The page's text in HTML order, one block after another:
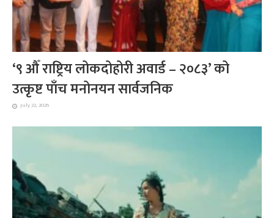
‘९ औँ राष्ट्रिय लोकदोहोरी अवार्ड – २०८३’ को
उत्कृष्ट पाँच मनोनयन सार्वजनिक
July 22, 2026